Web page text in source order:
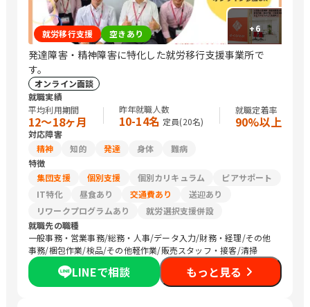
+6
就労移行支援 空きあり
発達障害・精神障害に特化した就労移行支援事業所で
す。
オンライン面談
就職実績
平均利用期間
12〜18ヶ月
昨年就職人数
10-14名 定員(20名)
就職定着率
90%以上
対応障害
精神
知的 発達 身体
難病
特徴
集団支援
個別支援 個別カリキュラム
ピアサポート
IT特化
昼食あり 交通費あり
送迎あり
リワークプログラムあり
就労選択支援併設
就職先の職種
一般事務・営業事務/総務・人事/データ入力/財務・経理/その他
事務/梱包作業/検品/その他軽作業/販売スタッフ・接客/清掃
LINEで相談 もっと見る